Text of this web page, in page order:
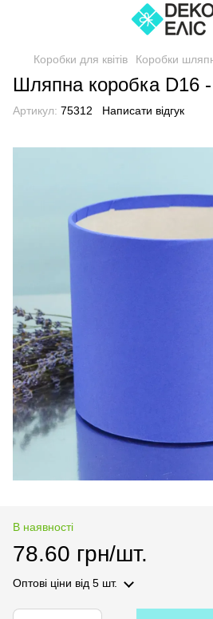
Коробки для квітів Коробки
Шляпна коробка D16
Артикул: 75312 Написати відгук
В наявності
78.60 грн/шт.
Оптові ціни від 5 шт.